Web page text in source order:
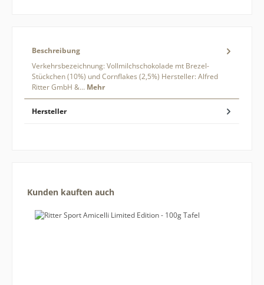
Beschreibung
Verkehrsbezeichnung: Vollmilchschokolade mt Brezel-
Stückchen (10%) und Cornflakes (2,5%) Hersteller: Alfred
Ritter GmbH &… Mehr
Hersteller
Produktgalerie überspringen
Kunden kauften auch